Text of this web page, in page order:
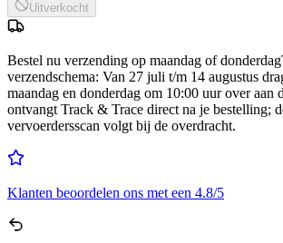
Uitverkocht
Bestel nu verzending op maandag of donderdag
verzendschema: Van 27 juli t/m 14 augustus
maandag en donderdag om 10:00 uur over aan
ontvangt Track & Trace direct na je bestelling;
vervoerdersscan volgt bij de overdracht.
Klanten beoordelen ons met een 4.8/5